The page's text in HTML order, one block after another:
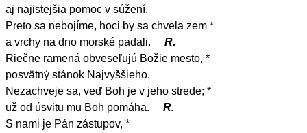
aj najistejšia pomoc v súžení.
Preto sa nebojíme, hoci by sa chvela zem *
a vrchy na dno morské padali.
R.
Riečne ramená obveseľujú Božie mesto, *
posvätný stánok Najvyššieho.
Nezachveje sa, veď Boh je v jeho strede; *
už od úsvitu mu Boh pomáha.
R.
S nami je Pán zástupov, *